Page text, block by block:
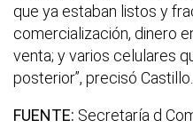
que ya estaban listos y
comercialización, dinero
venta; y varios celulares
posterior”, precisó Castillo.
FUENTE: Secretaría d